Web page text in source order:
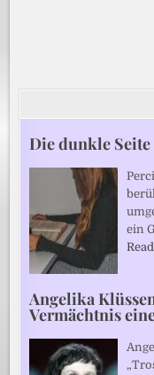
Die dunkle
ein
Angelika
Vermächtnis